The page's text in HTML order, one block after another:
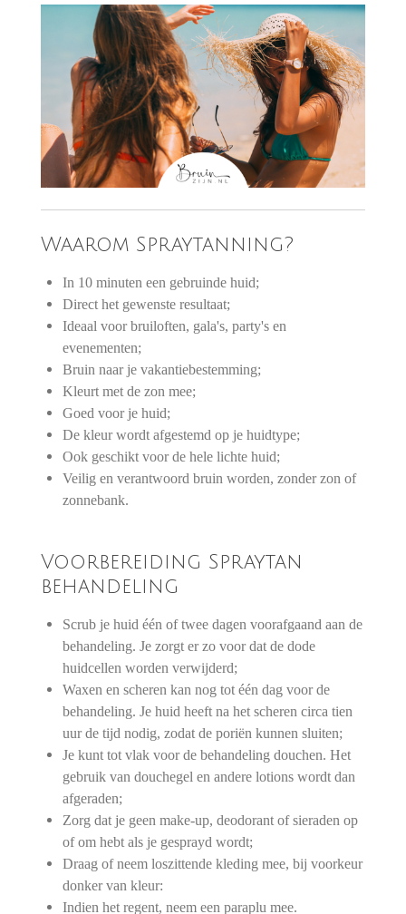
Waarom Spraytanning?
In 10 minuten een gebruinde huid;
Direct het gewenste resultaat;
Ideaal voor bruiloften, gala's, party's en
evenementen;
Bruin naar je vakantiebestemming;
Kleurt met de zon mee;
Goed voor je huid;
De kleur wordt afgestemd op je huidtype;
Ook geschikt voor de hele lichte huid;
Veilig en verantwoord bruin worden, zonder zon of
zonnebank.
Voorbereiding Spraytan
behandeling
Scrub je huid één of twee dagen voorafgaand aan de
behandeling. Je zorgt er zo voor dat de dode
huidcellen worden verwijderd;
Waxen en scheren kan nog tot één dag voor de
behandeling. Je huid heeft na het scheren circa tien
uur de tijd nodig, zodat de poriën kunnen sluiten;
Je kunt tot vlak voor de behandeling douchen. Het
gebruik van douchegel en andere lotions wordt dan
afgeraden;
Zorg dat je geen make-up, deodorant of sieraden op
of om hebt als je gesprayd wordt;
Draag of neem loszittende kleding mee, bij voorkeur
donker van kleur:
Indien het regent, neem een paraplu mee.